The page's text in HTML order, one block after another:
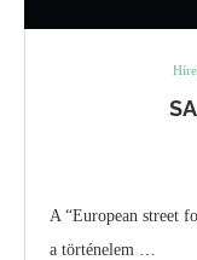
A “European street
a történelem …